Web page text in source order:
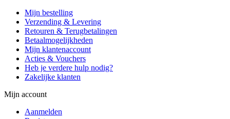
Mijn bestelling
Verzending & Levering
Retouren & Terugbetalingen
Betaalmogelijkheden
Mijn klantenaccount
Acties & Vouchers
Heb je verdere hulp nodig?
Zakelijke klanten
Mijn account
Aanmelden